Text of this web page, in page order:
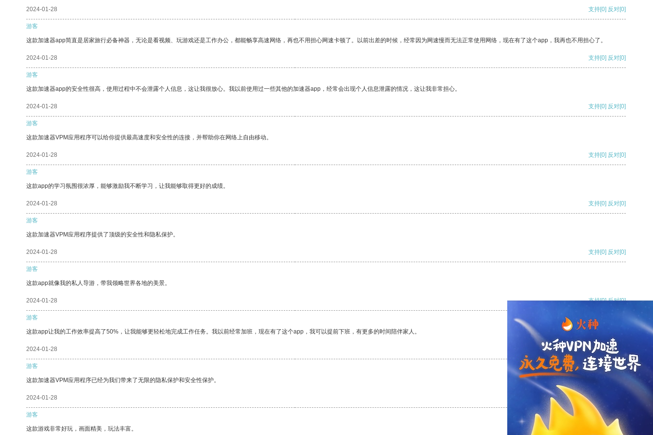
2024-01-28 支持[0] 反对[0]
游客
这款加速器app简直是居家旅行必备神器，无论是看视频、玩游戏还是工作办公，都能畅享高速网络，再也不用担心网速卡顿了。以前出差的时候，经常因为网速慢而无法正常使用网络，现在有了这个app，我再也不用担心了。
2024-01-28 支持[0] 反对[0]
游客
这款加速器app的安全性很高，使用过程中不会泄露个人信息，这让我很放心。我以前使用过一些其他的加速器app，经常会出现个人信息泄露的情况，这让我非常担心。
2024-01-28 支持[0] 反对[0]
游客
这款加速器VPM应用程序可以给你提供最高速度和安全性的连接，并帮助你在网络上自由移动。
2024-01-28 支持[0] 反对[0]
游客
这款app的学习氛围很浓厚，能够激励我不断学习，让我能够取得更好的成绩。
2024-01-28 支持[0] 反对[0]
游客
这款加速器VPM应用程序提供了顶级的安全性和隐私保护。
2024-01-28 支持[0] 反对[0]
游客
这款app就像我的私人导游，带我领略世界各地的美景。
2024-01-28 支持[0] 反对[0]
游客
这款app让我的工作效率提高了50%，让我能够更轻松地完成工作任务。我以前经常加班，现在有了这个app，我可以提前下班，有更多的时间陪伴家人。
2024-01-28 支持[0] 反对
游客
这款加速器VPM应用程序已经为我们带来了无限的隐私保护和安全性保护。
2024-01-28 支持
游客
这款游戏非常好玩，画面精美，玩法丰富。